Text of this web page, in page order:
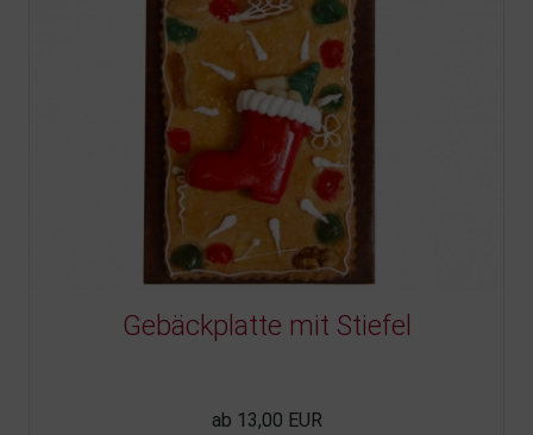
Gebäckplatte mit Stiefel
ab 13,00 EUR